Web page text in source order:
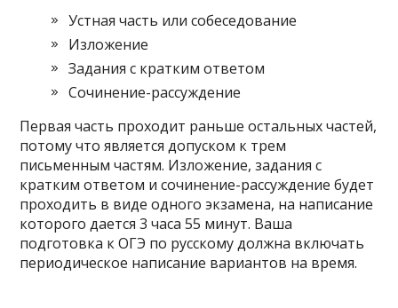
Устная часть или собеседование
Изложение
Задания с кратким ответом
Сочинение-рассуждение
Первая часть проходит раньше остальных частей,
потому что является допуском к трем
письменным частям. Изложение, задания с
кратким ответом и сочинение-рассуждение будет
проходить в виде одного экзамена, на написание
которого дается 3 часа 55 минут. Ваша
подготовка к ОГЭ по русскому должна включать
периодическое написание вариантов на время.